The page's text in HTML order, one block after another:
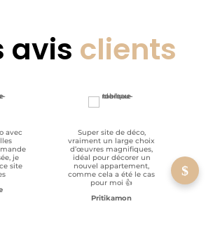
avis clients
avec
je
site
Super site de déco,
vraiment un large choix
d’œuvres magnifiques,
idéal pour décorer un
nouvel appartement,
comme cela a été le cas
pour moi 👍
Pritikamon